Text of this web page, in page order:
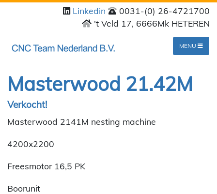
Linkedin
0031-(0) 26-4721700
't Veld 17, 6666Mk HETEREN
MENU
Masterwood 21.42M
Verkocht!
Masterwood 2141M nesting machine
4200x2200
Freesmotor 16,5 PK
Boorunit